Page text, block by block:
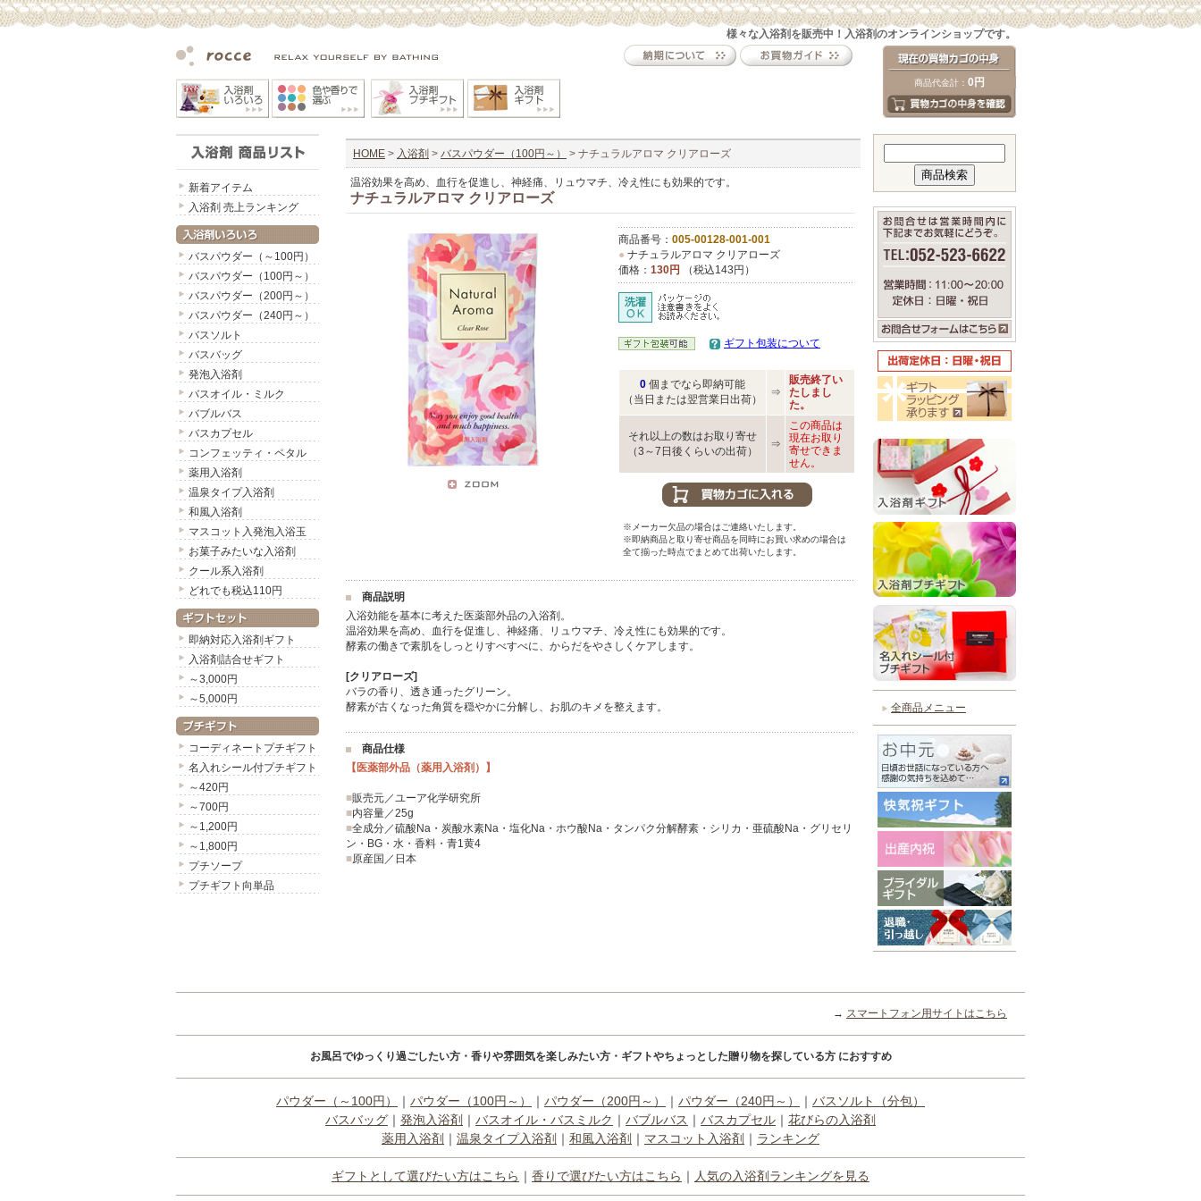
様々な入浴剤を販売中！入浴剤のオンラインショップです。
商品代金計： 0円
新着アイテム
入浴剤 売上ランキング
バスパウダー（～100円）
バスパウダー（100円～）
バスパウダー（200円～）
バスパウダー（240円～）
バスソルト
バスバッグ
発泡入浴剤
バスオイル・ミルク
バブルバス
バスカプセル
コンフェッティ・ペタル
薬用入浴剤
温泉タイプ入浴剤
和風入浴剤
マスコット入発泡入浴玉
お菓子みたいな入浴剤
クール系入浴剤
どれでも税込110円
即納対応入浴剤ギフト
入浴剤詰合せギフト
～3,000円
～5,000円
コーディネートプチギフト
名入れシール付プチギフト
～420円
～700円
～1,200円
～1,800円
プチソープ
プチギフト向単品
HOME > 入浴剤 > バスパウダー（100円～） > ナチュラルアロマ クリアローズ
温浴効果を高め、血行を促進し、神経痛、リュウマチ、冷え性にも効果的です。
ナチュラルアロマ クリアローズ
商品番号： 005-00128-001-001
● ナチュラルアロマ クリアローズ
価格： 130円 （税込143円）
ギフト包装について
0 個までなら即納可能
（当日または翌営業日出荷）
⇒
販売終了い
たしまし
た。
それ以上の数はお取り寄せ
（3～7日後くらいの出荷）
⇒
この商品は
現在お取り
寄せできま
せん。
※メーカー欠品の場合はご連絡いたします。
※即納商品と取り寄せ商品を同時にお買い求めの場合は
全て揃った時点でまとめて出荷いたします。
商品説明
入浴効能を基本に考えた医薬部外品の入浴剤。
温浴効果を高め、血行を促進し、神経痛、リュウマチ、冷え性にも効果的です。
酵素の働きで素肌をしっとりすべすべに、からだをやさしくケアします。
[クリアローズ]
バラの香り、透き通ったグリーン。
酵素が古くなった角質を穏やかに分解し、お肌のキメを整えます。
商品仕様
【医薬部外品（薬用入浴剤）】
■販売元／ユーア化学研究所
■内容量／25g
■全成分／硫酸Na・炭酸水素Na・塩化Na・ホウ酸Na・タンパク分解酵素・シリカ・亜硫酸Na・グリセリ
ン・BG・水・香料・青1黄4
■原産国／日本
全商品メニュー
→ スマートフォン用サイトはこちら
お風呂でゆっくり過ごしたい方・香りや雰囲気を楽しみたい方・ギフトやちょっとした贈り物を探している方 におすすめ
パウダー（～100円） ｜ パウダー（100円～） ｜ パウダー（200円～） ｜ パウダー（240円～） ｜ バスソルト（分包）
バスバッグ ｜ 発泡入浴剤 ｜ バスオイル・バスミルク ｜ バブルバス ｜ バスカプセル ｜ 花びらの入浴剤
薬用入浴剤 ｜ 温泉タイプ入浴剤 ｜ 和風入浴剤 ｜ マスコット入浴剤 ｜ ランキング
ギフトとして選びたい方はこちら ｜ 香りで選びたい方はこちら ｜ 人気の入浴剤ランキングを見る